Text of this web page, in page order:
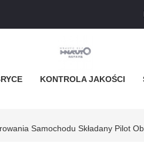
KONTROLA JAKOŚCI
Samochodu Składany Pilot